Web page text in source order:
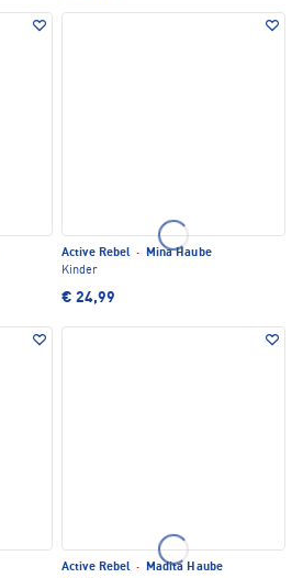
Active Rebel ·
Mina Haube
Kinder
€ 24,99
Active Rebel ·
Madita Haube